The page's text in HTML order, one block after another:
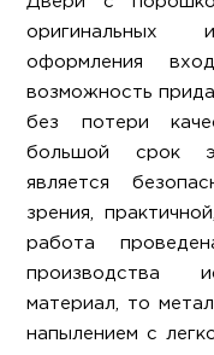
оригинальных
оформления
возможность
без потери
большой срок
является
зрения,
работа
производства
материал, то
напылением с